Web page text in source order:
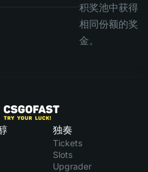
积奖池中获得
相同份额的奖
金。
独奏
Tickets
Slots
Upgrader